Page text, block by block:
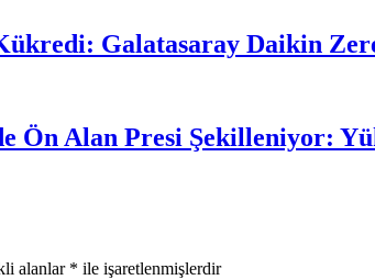
Galatasaray Daikin
Ön Alan Presi Şekilleniyor:
alanlar * ile işaretlenmişlerdir